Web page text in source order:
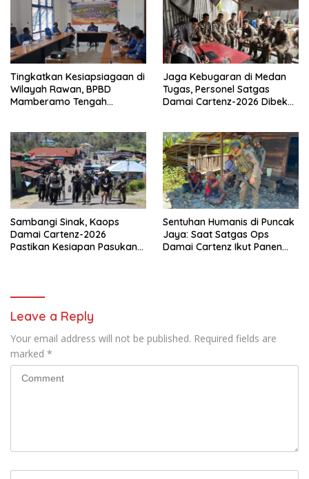
Tingkatkan Kesiapsiagaan di
Wilayah Rawan, BPBD
Mamberamo Tengah
Jaga Kebugaran di Medan
Tugas, Personel Satgas
Damai Cartenz-2026 Dibekali
Sambangi Sinak, Kaops
Damai Cartenz-2026
Pastikan Kesiapan Pasukan
Sentuhan Humanis di Puncak
Jaya: Saat Satgas Ops
Damai Cartenz Ikut Panen
Leave a Reply
Your email address will not be published. Required fields are
marked *